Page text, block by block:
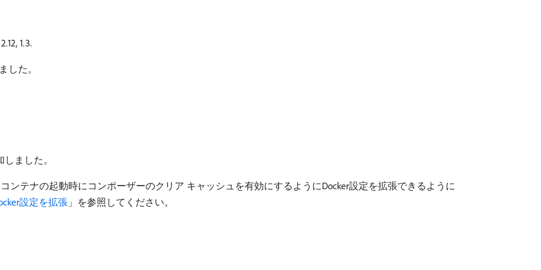
1.3.
した。
ました。
ンテナの起動時にコンポーザーのクリア キャッシュを有効にするようにDocker設定を拡張できるように
設定を拡張 」を参照してください。